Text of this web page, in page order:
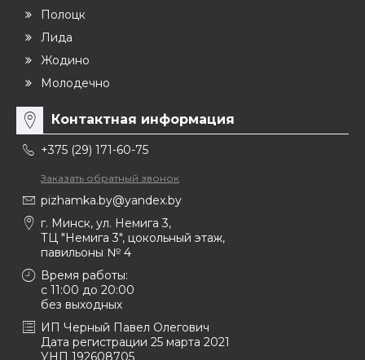
Полоцк
Лида
Жодино
Молодечно
Контактная информация
+375 (29) 171-60-75
Заказать обратный звонок
pizhamka.by@yandex.by
г. Минск, ул. Немига 3,
ТЦ "Немига 3", цокольный этаж,
павильоны № 4
Время работы:
c 11:00 до 20:00
без выходных
ИП Черный Павел Олегович
Дата регистрации 25 марта 2021
УНП 192608705